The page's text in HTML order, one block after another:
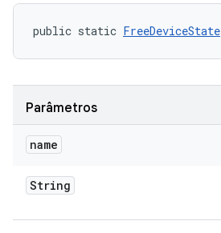
public static FreeDeviceState
Parâmetros
name
String